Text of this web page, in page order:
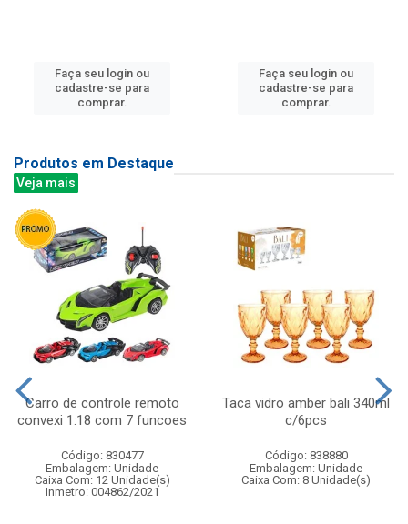
Faça seu login ou
cadastre-se para
comprar.
Faça seu login ou
cadastre-se para
comprar.
Produtos em Destaque
Veja mais
Carro de controle remoto
convexi 1:18 com 7 funcoes
Código: 830477
Embalagem: Unidade
Caixa Com: 12 Unidade(s)
Inmetro: 004862/2021
Taca vidro amber bali 340ml
c/6pcs
Código: 838880
Embalagem: Unidade
Caixa Com: 8 Unidade(s)